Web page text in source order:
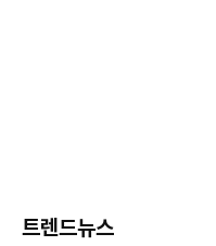
트렌드뉴스